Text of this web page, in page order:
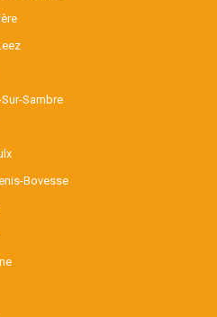
Sambre
Bovesse